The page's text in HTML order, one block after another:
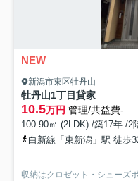
NEW
新潟市東区牡丹山
牡丹山1丁目貸家
10.5万円 管理/共益費-
100.90㎡ (2LDK) /築17年 /2
白新線「東新潟」駅 徒歩
収納はクロゼット・シューズ